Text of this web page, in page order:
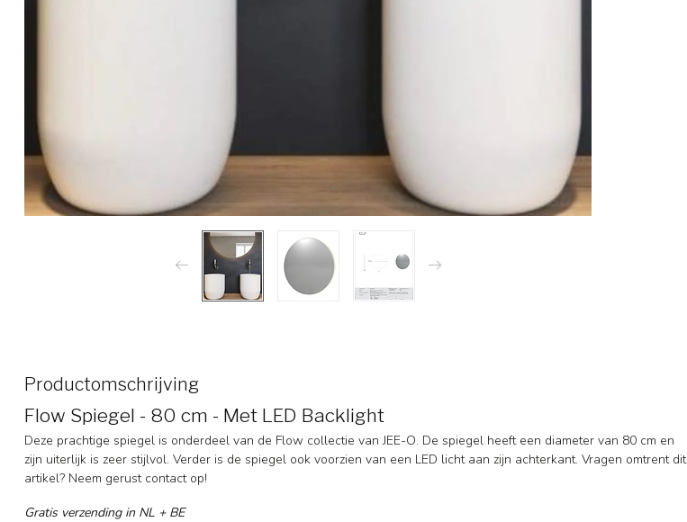
Productomschrijving
Flow Spiegel - 80 cm - Met LED Backlight
Deze prachtige spiegel is onderdeel van de Flow collectie van JEE-O. De spiegel heeft een diameter van 80 cm en
zijn uiterlijk is zeer stijlvol. Verder is de spiegel ook voorzien van een LED licht aan zijn achterkant. Vragen omtrent dit
artikel? Neem gerust contact op!
Gratis verzending in NL + BE